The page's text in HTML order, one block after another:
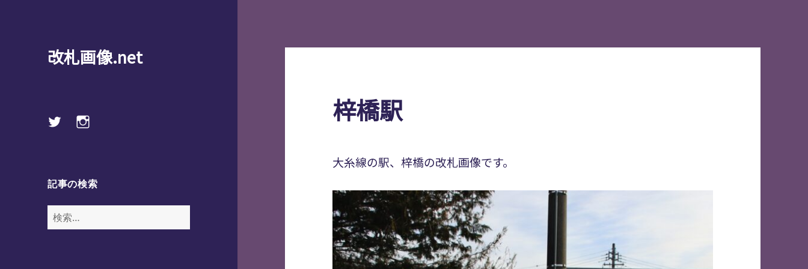
改札画像.net
Twitterinstagram
記事の検索
検
索:
梓橋駅
大糸線の駅、梓橋の改札画像です。